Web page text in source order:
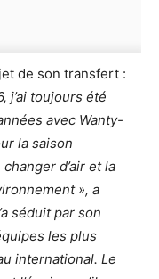
de son transfert :
j’ai toujours été
avec Wanty-
la saison
d’air et la
», a
séduit par son
les plus
international. Le